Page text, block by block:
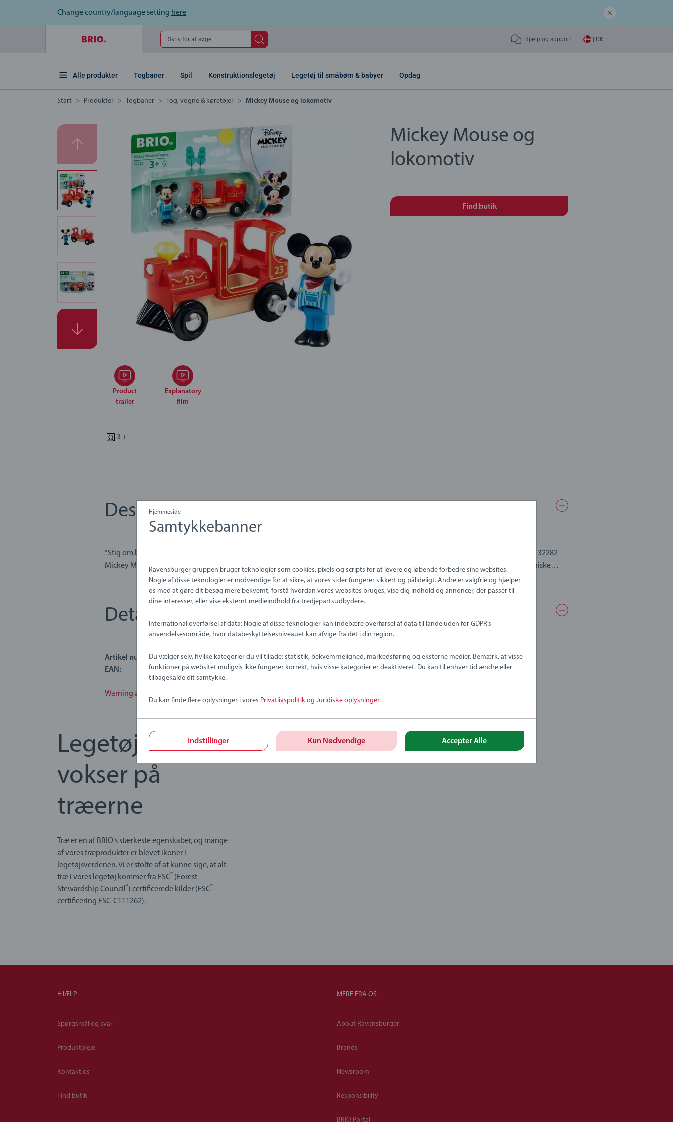
Change country/language setting here
Skriv for at søge Hjælp og support | DK
Alle produkter Togbaner Spil Konstruktionslegetøj Legetøj til småbørn & babyer Opdag
Start Produkter Togbaner Tog, vogne & køretøjer Mickey Mouse og lokomotiv
Product
trailer
Explanatory
film
3 +
Mickey Mouse og
lokomotiv
Find butik
Description
”Stig om bord, ha ha!”. Dette røde damptog med retro Disneytema er klar til at køre Mickey Mouse ud på et spændende togeventyr. 32282
Mickey Mouse og lokomotiv passer til alle BRIO togbaner og indeholder en Mickey Mouse-figur i lokomotivføreruniform. Med ikoniske
BRIO magnetkoblinger kan dette farverige tog også kobles sammen med andre BRIO passager- og godsvogne.
En del af BRIO-jernbanesystemet: Dette farverige tog er udstyret med de ikoniske BRIO-magnetforbindelser og kan derfor også kobles
sammen med andre BRIO-jernbanekøretøjer og -vogne.
32282 Mickey Mouse & Lokomotiv indeholder 2 dele: 1x Mickey Mouse-figur, 1x rødt damplokomotiv.
Details
Artikel nummer:
63228200
EAN:
7312350322828
Warning and manufacturer information
Legetøj, der
vokser på
træerne
Træ er en af BRIO's stærkeste egenskaber, og mange
af vores træprodukter er blevet ikoner i
legetøjsverdenen. Vi er stolte af at kunne sige, at alt
træ i vores legetøj kommer fra FSC® (Forest
Stewardship Council ®) certificerede kilder (FSC®-
certificering FSC-C111262).
HJÆLP
Spørgsmål og svar
Produktpleje
Kontakt os
Find butik
MERE FRA OS
About Ravensburger
Brands
Newsroom
Responsibility
BRIO Portal
Hjemmeside
Samtykkebanner
Ravensburger gruppen bruger teknologier som cookies, pixels og scripts for at levere og løbende forbedre sine websites.
Nogle af disse teknologier er nødvendige for at sikre, at vores sider fungerer sikkert og pålideligt. Andre er valgfrie og hjælper
os med at gøre dit besøg mere bekvemt, forstå hvordan vores websites bruges, vise dig indhold og annoncer, der passer til
dine interesser, eller vise eksternt medieindhold fra tredjepartsudbydere.
International overførsel af data: Nogle af disse teknologier kan indebære overførsel af data til lande uden for GDPR’s
anvendelsesområde, hvor databeskyttelsesniveauet kan afvige fra det i din region.
Du vælger selv, hvilke kategorier du vil tillade: statistik, bekvemmelighed, markedsføring og eksterne medier. Bemærk, at visse
funktioner på websitet muligvis ikke fungerer korrekt, hvis visse kategorier er deaktiveret. Du kan til enhver tid ændre eller
tilbagekalde dit samtykke.
Du kan finde flere oplysninger i vores Privatlivspolitik og Juridiske oplysninger.
Indstillinger Kun Nødvendige Accepter Alle